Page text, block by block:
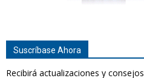
Suscríbase Ahora
Recibirá actualizaciones y consejos